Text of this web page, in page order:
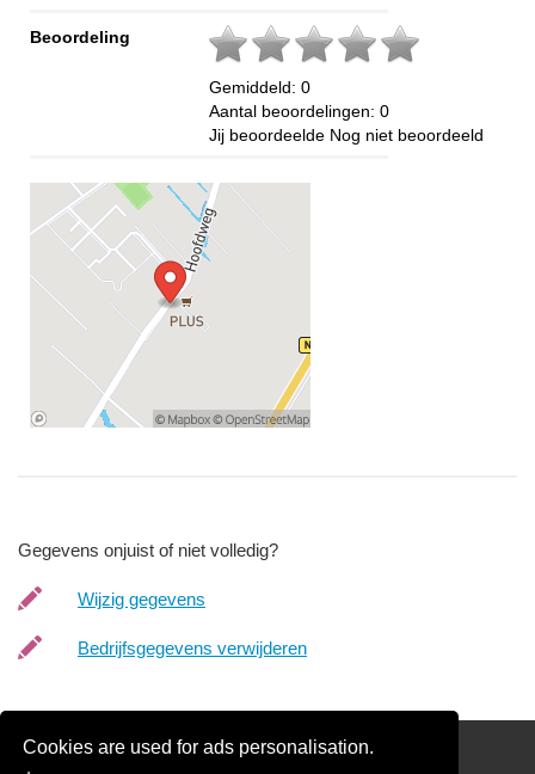
Cookies are used for ads personalisation.
Beoordeling
Gemiddeld: 0
Aantal beoordelingen: 0
Jij beoordeelde Nog niet beoordeeld
Gegevens onjuist of niet volledig?
Wijzig gegevens
Bedrijfsgegevens verwijderen
Schilder Offerte Aanvragen